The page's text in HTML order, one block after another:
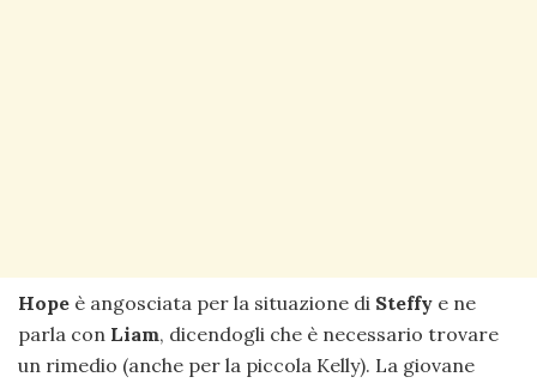
Hope è angosciata per la situazione di Steffy e ne
parla con Liam, dicendogli che è necessario trovare
un rimedio (anche per la piccola Kelly). La giovane